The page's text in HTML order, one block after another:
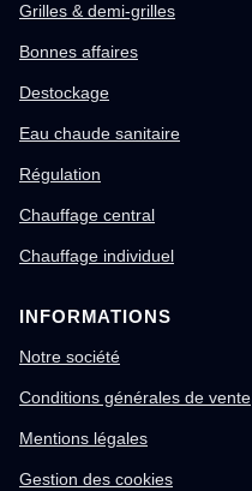
Grilles & demi-grilles
Bonnes affaires
Destockage
Eau chaude sanitaire
Régulation
Chauffage central
Chauffage individuel
INFORMATIONS
Notre société
Conditions générales de vente
Mentions légales
Gestion des cookies